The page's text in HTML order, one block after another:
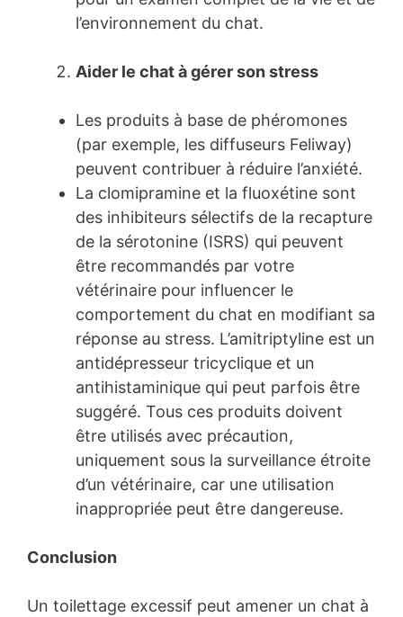
l’environnement du chat.
Aider le chat à gérer son stress
Les produits à base de phéromones
(par exemple, les diffuseurs Feliway)
peuvent contribuer à réduire l’anxiété.
La clomipramine et la fluoxétine sont
des inhibiteurs sélectifs de la recapture
de la sérotonine (ISRS) qui peuvent
être recommandés par votre
vétérinaire pour influencer le
comportement du chat en modifiant sa
réponse au stress. L’amitriptyline est un
antidépresseur tricyclique et un
antihistaminique qui peut parfois être
suggéré. Tous ces produits doivent
être utilisés avec précaution,
uniquement sous la surveillance étroite
d’un vétérinaire, car une utilisation
inappropriée peut être dangereuse.
Conclusion
Un toilettage excessif peut amener un chat à